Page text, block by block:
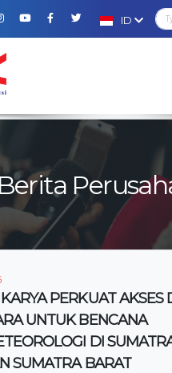
ID
Berita
PERKUAT AKSES
UNTUK BENCANA
DI
SUMATRA BARAT